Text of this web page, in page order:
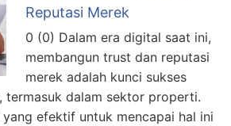
Reputasi Merek
0 (0) Dalam era digital saat ini,
membangun trust dan reputasi
merek adalah kunci sukses
termasuk dalam sektor properti.
efektif untuk mencapai hal ini